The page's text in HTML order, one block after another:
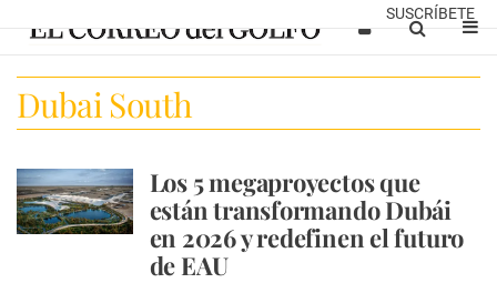
SUSCRÍBETE
Dubai South
Los 5 megaproyectos que
están transformando Dubái
en 2026 y redefinen el futuro
de EAU